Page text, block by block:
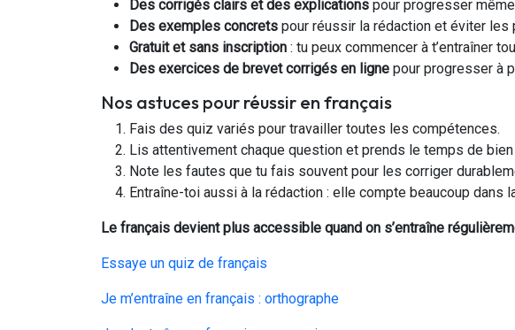
Des corrigés clairs et des explications pour progresser même
Des exemples concrets pour réussir la rédaction et éviter
Gratuit et sans inscription : tu peux commencer à t’entraîner
Des exercices de brevet corrigés en ligne pour progresser à
Nos astuces pour réussir en français
Fais des quiz variés pour travailler toutes les compétences.
Lis attentivement chaque question et prends le temps de bien
Note les fautes que tu fais souvent pour les corriger
Entraîne-toi aussi à la rédaction : elle compte beaucoup dans
Le français devient plus accessible quand on s’entraîne
Essaye un quiz de français
Je m’entraîne en français : orthographe